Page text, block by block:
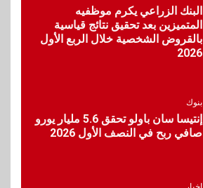
وأفريقيا Tour4Cure
سوق وصلة
جهازًا مثاليًا للشباب
البنك الزراعي يكرم موظفيه
المتميزين بعد تحقيق نتائج قياسية
بالقروض الشخصية خلال الربع الأول
2026
بنوك
إنتيسا سان باولو تحقق 5.6 مليار يورو
صافي ربح في النصف الأول 2026